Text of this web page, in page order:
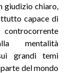
giudizio chiaro,
capace di
mentalità
grandi temi
parte del mondo